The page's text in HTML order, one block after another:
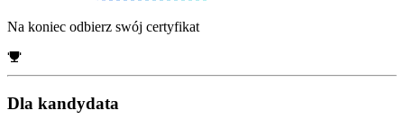
Na koniec odbierz swój certyfikat
Dla kandydata